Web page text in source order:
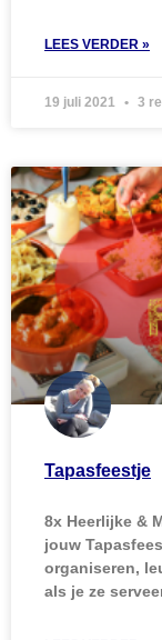
LEES VERDER »
19 juli 2021 3
Tapasfeestje
8x Heerlijke &
jouw
organiseren,
als je ze